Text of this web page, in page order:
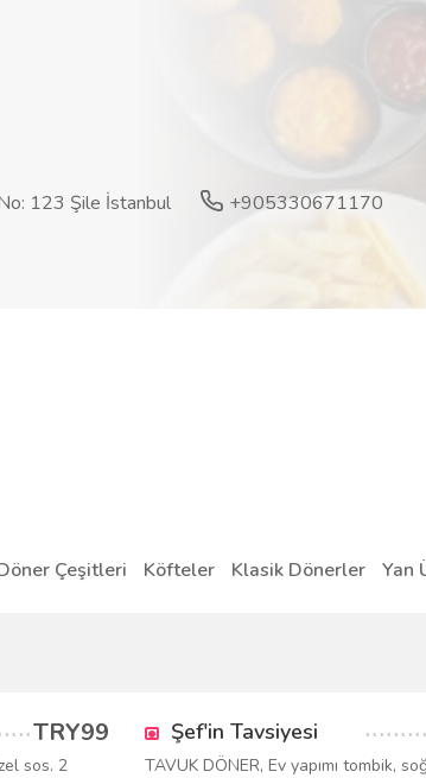
123 Şile İstanbul +905330671170
Çeşitleri Köfteler Klasik Dönerler Yan
TRY99
sos. 2
Şef'in Tavsiyesi
TAVUK DÖNER, Ev yapımı tombik,